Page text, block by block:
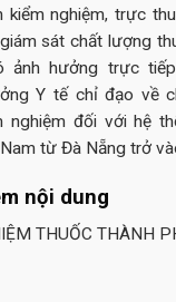
kiểm nghiệm, trực
sát chất lượng
ảnh hưởng trực
Y tế chỉ đạo về
nghiệm đối với hệ
từ Đà Nẵng trở
nội dung
THUỐC THÀNH